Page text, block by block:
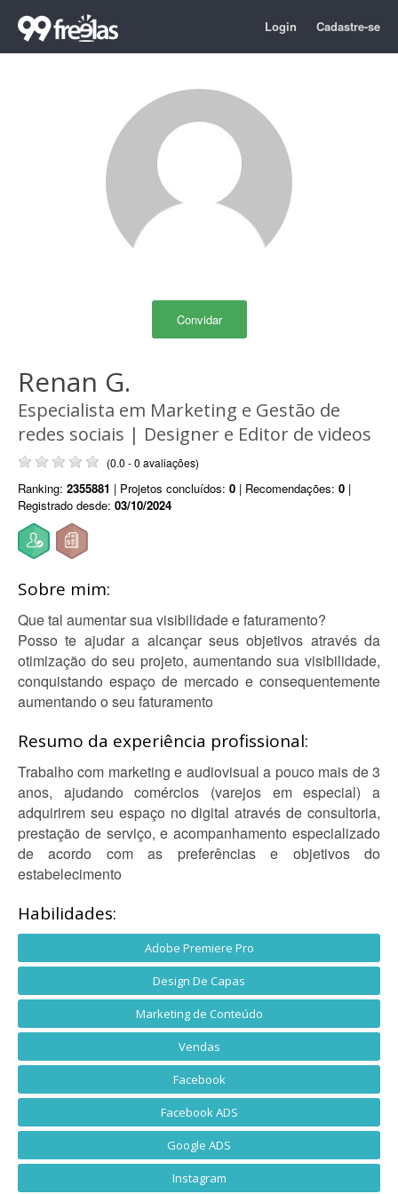
Login Cadastre-se
Convidar
Renan G.
Especialista em Marketing e Gestão de
redes sociais | Designer e Editor de videos
(0.0 - 0 avaliações)
Ranking: 2355881 | Projetos concluídos: 0 | Recomendações: 0 |
Registrado desde: 03/10/2024
Sobre mim:
Que tal aumentar sua visibilidade e faturamento?
Posso te ajudar a alcançar seus objetivos através da
otimização do seu projeto, aumentando sua visibilidade,
conquistando espaço de mercado e consequentemente
aumentando o seu faturamento
Resumo da experiência profissional:
Trabalho com marketing e audiovisual a pouco mais de 3
anos, ajudando comércios (varejos em especial) a
adquirirem seu espaço no digital através de consultoria,
prestação de serviço, e acompanhamento especializado
de acordo com as preferências e objetivos do
estabelecimento
Habilidades:
Adobe Premiere Pro
Design De Capas
Marketing de Conteúdo
Vendas
Facebook
Facebook ADS
Google ADS
Instagram